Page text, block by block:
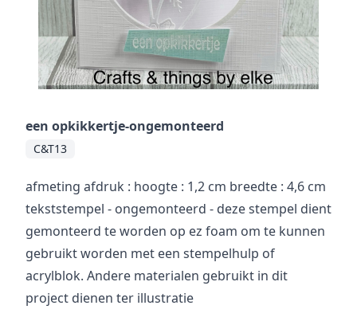
een opkikkertje-ongemonteerd
C&T13
afmeting afdruk : hoogte : 1,2 cm breedte : 4,6 cm
tekststempel - ongemonteerd - deze stempel dient
gemonteerd te worden op ez foam om te kunnen
gebruikt worden met een stempelhulp of
acrylblok. Andere materialen gebruikt in dit
project dienen ter illustratie